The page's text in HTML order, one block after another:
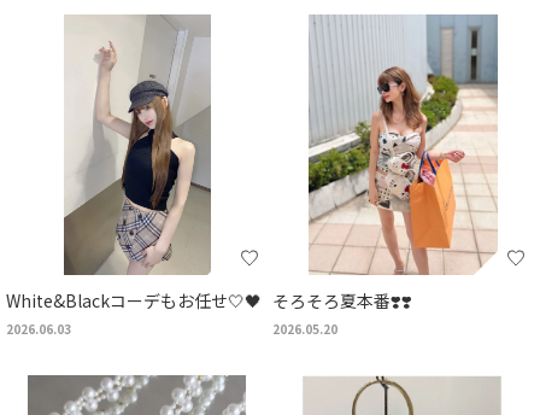
White&Blackコーデもお任せ🤍🖤
2026.06.03
そろそろ夏本番❣️❣️
2026.05.20